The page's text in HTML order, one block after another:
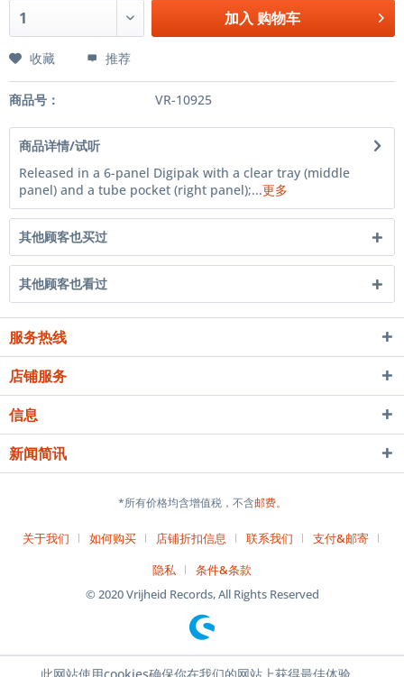
加入 购物车
收藏 推荐
商品号： VR-10925
商品详情/试听
Released in a 6-panel Digipak with a clear tray (middle
panel) and a tube pocket (right panel);...更多
其他顾客也买过
其他顾客也看过
服务热线
店铺服务
信息
新闻简讯
*所有价格均含增值税，不含邮费。
关于我们 如何购买 店铺折扣信息 联系我们
支付&邮寄
隐私
条件&条款
© 2020 Vrijheid Records, All Rights Reserved